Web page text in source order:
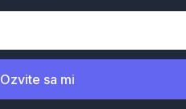
Ozvite sa mi